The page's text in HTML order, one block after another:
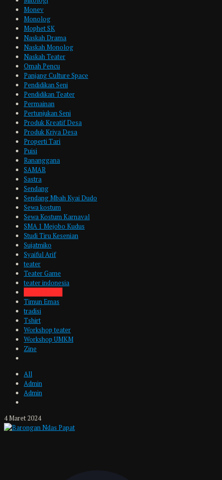
Monev
Monolog
Mophet SK
Naskah Drama
Naskah Monolog
Naskah Teater
Omah Pencu
Panjang Culture Space
Pendidikan Seni
Pendidikan Teater
Permainan
Pertunjukan Seni
Produk Kreatif Desa
Produk Kriya Desa
Properti Tari
Puisi
Rananggana
SAMAR
Sastra
Sendang
Sendang Mbah Kyai Dudo
Sewa kostum
Sewa Kostum Karnaval
SMA 1 Mejobo Kudus
Studi Tiru Kesenian
Sujatmiko
Syaiful Arif
teater
Teater Game
teater indonesia
Timun Emas
tradisi
Tshirt
Workshop teater
Workshop UMKM
Zine
All
Admin
Admin
4 Maret 2024